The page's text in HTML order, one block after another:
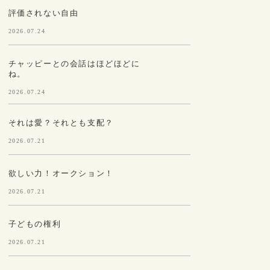
評価されない自由
2026.07.24
チャッピーとの会話はほどほどに
ね。
2026.07.24
それは愛？それとも支配？
2026.07.21
欲しい力！オークション！
2026.07.21
子どもの権利
2026.07.21